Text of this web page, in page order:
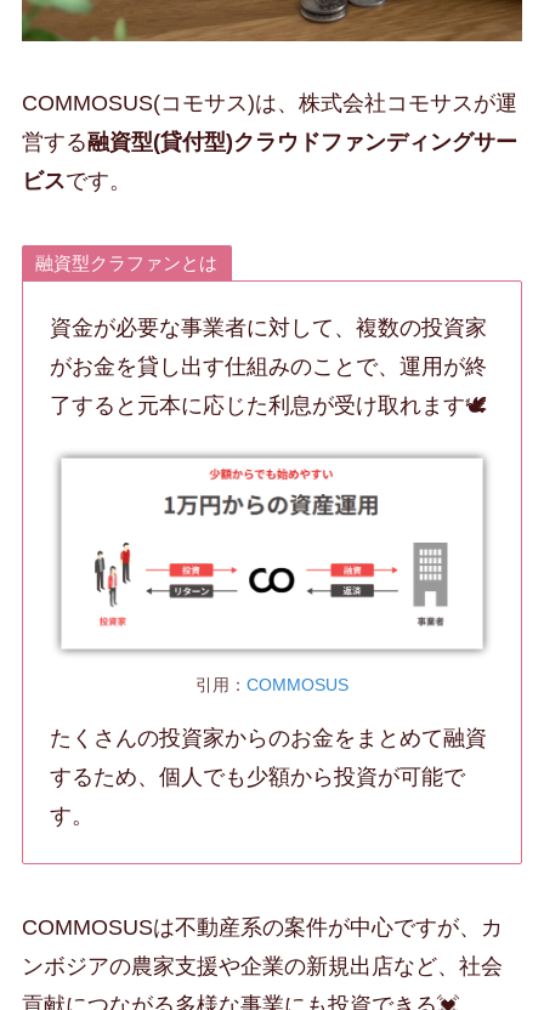
COMMOSUS(コモサス)は、株式会社コモサスが運
営する融資型(貸付型)クラウドファンディングサー
ビスです。
融資型クラファンとは
資金が必要な事業者に対して、複数の投資家
がお金を貸し出す仕組みのことで、運用が終
了すると元本に応じた利息が受け取れます🕊️
引用： COMMOSUS
たくさんの投資家からのお金をまとめて融資
するため、個人でも少額から投資が可能で
す。
COMMOSUSは不動産系の案件が中心ですが、カ
ンボジアの農家支援や企業の新規出店など、社会
貢献につながる多様な事業にも投資できる💓